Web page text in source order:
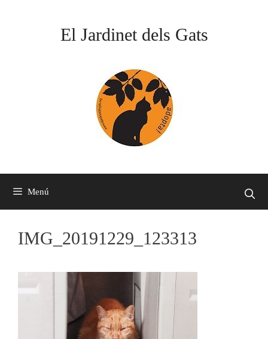
El Jardinet dels Gats
Menú
IMG_20191229_123313